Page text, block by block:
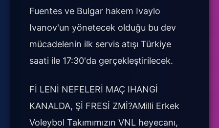
Fuentes ve Bulgar hakem Ivaylo
Ivanov'un yönetecek olduğu bu dev
mücadelenin ilk servis atışı Türkiye
saati ile 17:30'da gerçekleştirilecek.
Fİ LENİ NEFELERİ MAÇ IHANGİ
KANALDA, Şİ FRESİ ZMİ?AMilli Erkek
Voleybol Takımımızın VNL heyecanı,